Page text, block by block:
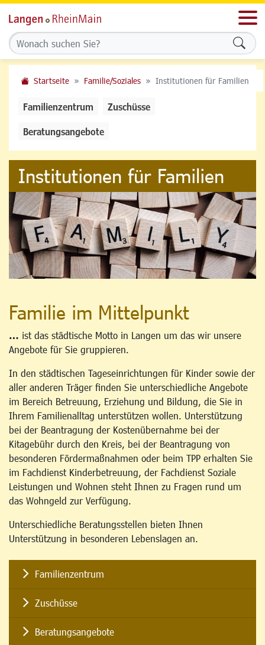
Startseite Familie/Soziales Institutionen für Familien
Familienzentrum Zuschüsse
Beratungsangebote
Institutionen für Familien
Familie im Mittelpunkt
… ist das städtische Motto in Langen um das wir unsere
Angebote für Sie gruppieren.
In den städtischen Tageseinrichtungen für Kinder sowie der
aller anderen Träger finden Sie unterschiedliche Angebote
im Bereich Betreuung, Erziehung und Bildung, die Sie in
Ihrem Familienalltag unterstützen wollen. Unterstützung
bei der Beantragung der Kostenübernahme bei der
Kitagebühr durch den Kreis, bei der Beantragung von
besonderen Fördermaßnahmen oder beim TPP erhalten Sie
im Fachdienst Kinderbetreuung, der Fachdienst Soziale
Leistungen und Wohnen steht Ihnen zu Fragen rund um
das Wohngeld zur Verfügung.
Unterschiedliche Beratungsstellen bieten Ihnen
Unterstützung in besonderen Lebenslagen an.
Familienzentrum
Zuschüsse
Beratungsangebote